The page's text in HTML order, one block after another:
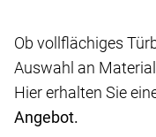
Ob vollflächiges
Auswahl an
Hier erhalten Sie
Angebot.